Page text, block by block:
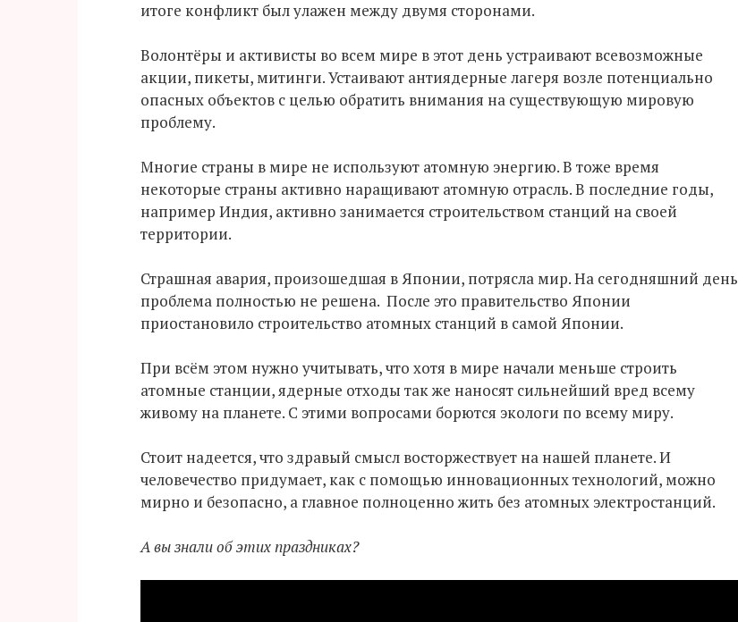
итоге конфликт был улажен между двумя сторонами.
Волонтёры и активисты во всем мире в этот день устраивают всевозможные
акции, пикеты, митинги. Устаивают антиядерные лагеря возле потенциально
опасных объектов с целью обратить внимания на существующую мировую
проблему.
Многие страны в мире не используют атомную энергию. В тоже время
некоторые страны активно наращивают атомную отрасль. В последние годы,
например Индия, активно занимается строительством станций на своей
территории.
Страшная авария, произошедшая в Японии, потрясла мир. На сегодняшний день
проблема полностью не решена. После это правительство Японии
приостановило строительство атомных станций в самой Японии.
При всём этом нужно учитывать, что хотя в мире начали меньше строить
атомные станции, ядерные отходы так же наносят сильнейший вред всему
живому на планете. С этими вопросами борются экологи по всему миру.
Стоит надеется, что здравый смысл восторжествует на нашей планете. И
человечество придумает, как с помощью инновационных технологий, можно
мирно и безопасно, а главное полноценно жить без атомных электростанций.
А вы знали об этих праздниках?